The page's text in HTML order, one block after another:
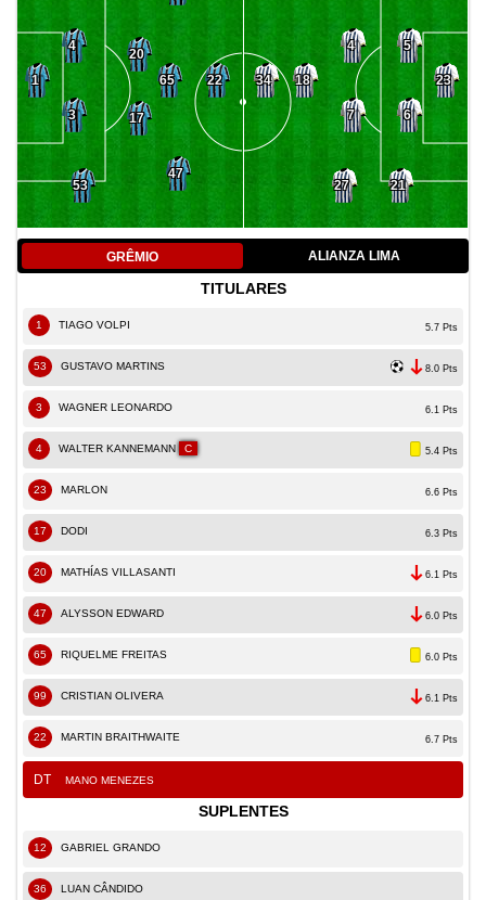
1
4
3
53
20
17
65
47
22 23
5
6
21
4
7
27
18
34
GRÊMIO ALIANZA LIMA
TITULARES
1 TIAGO VOLPI 5.7 Pts
53 GUSTAVO MARTINS 8.0 Pts
3 WAGNER LEONARDO 6.1 Pts
4 WALTER KANNEMANN C 5.4 Pts
23 MARLON 6.6 Pts
17 DODI 6.3 Pts
20 MATHÍAS VILLASANTI 6.1 Pts
47 ALYSSON EDWARD 6.0 Pts
65 RIQUELME FREITAS 6.0 Pts
99 CRISTIAN OLIVERA 6.1 Pts
22 MARTIN BRAITHWAITE 6.7 Pts
DT MANO MENEZES
SUPLENTES
12 GABRIEL GRANDO
36 LUAN CÂNDIDO